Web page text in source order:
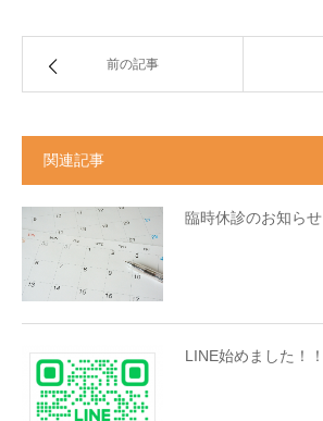
前の記事
関連記事
臨時休診のお知らせ
LINE始めました！！